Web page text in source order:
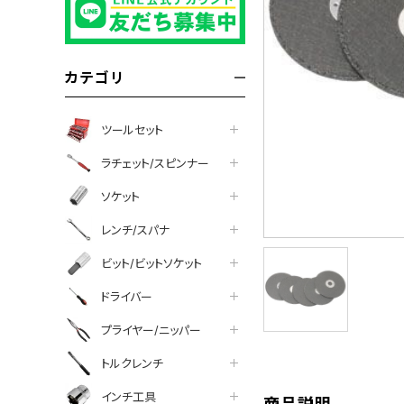
カテゴリ
ツールセット
ラチェット/スピンナー
ソケット
レンチ/スパナ
ビット/ビットソケット
ドライバー
プライヤー/ニッパー
トルクレンチ
インチ工具
facebook
line